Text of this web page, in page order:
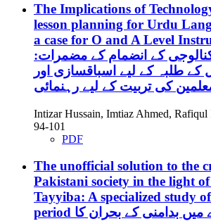
The Implications of
lesson planning for Urdu
a case for O and A Level
کے انضمام کے مضمرات:
کے طلبہ کے لیے اسباقسازی اور
کی تربیت کے لیے رہنمائی
Intizar Hussain, Imtiaz Ahmed, Rafiqul
94-101
PDF
The unofficial solution to the
Pakistani society in the light of
Tayyiba: A specialized study
period میں بدامنی کے بحران کا